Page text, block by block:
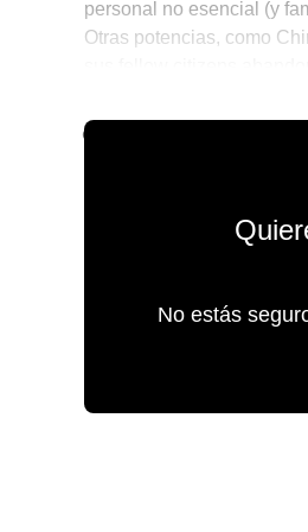
personal no esencial (y
Otras potencias, como
No estás